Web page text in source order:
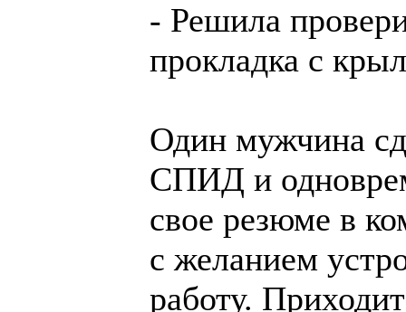
- Решила
прокладка с
Один мужчина
СПИД и
свое резюме в
с желанием
работу.